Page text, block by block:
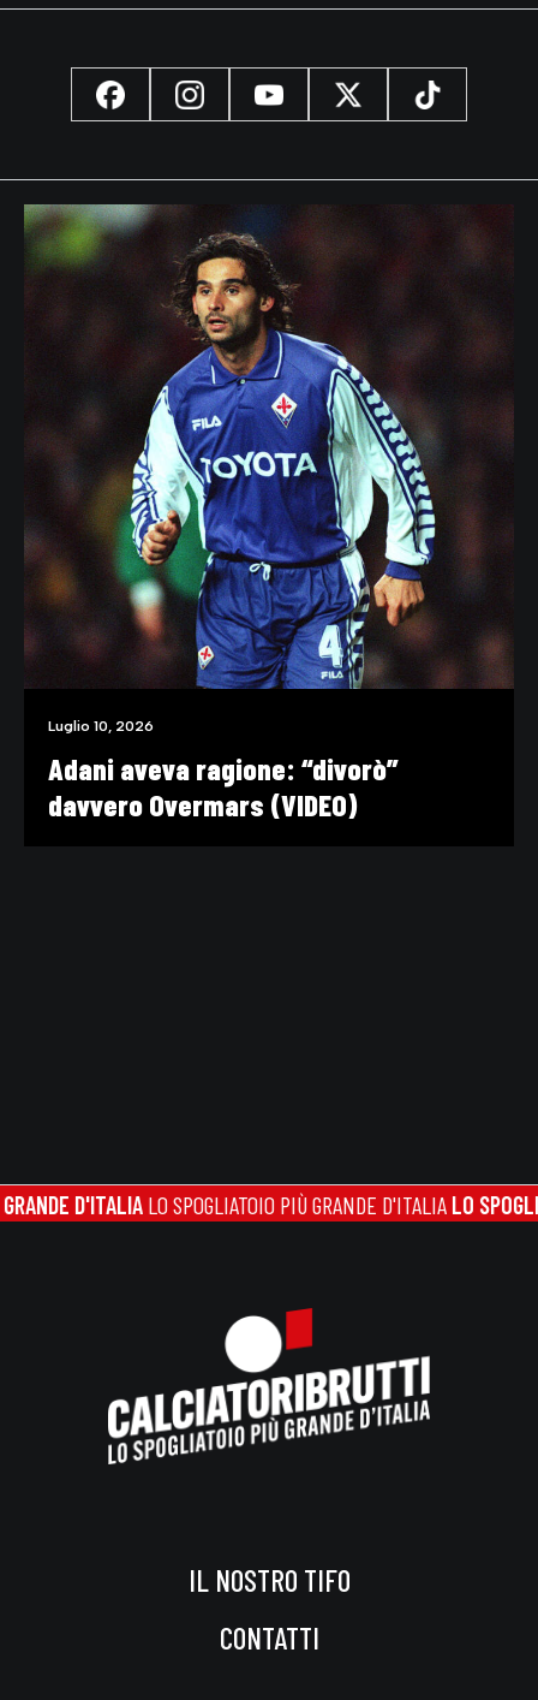
Luglio 10, 2026
Adani aveva ragione: “divorò”
davvero Overmars (VIDEO)
D'ITALIALO SPOGLIATOIO PIÙ GRANDE D'ITALIALO
IL NOSTRO TIFO
CONTATTI